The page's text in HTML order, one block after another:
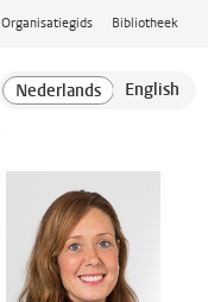
Organisatiegids Bibliotheek